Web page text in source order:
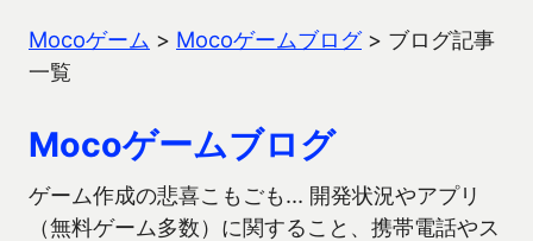
Mocoゲーム > Mocoゲームブログ> ブログ記事
一覧
Mocoゲームブログ
ゲーム作成の悲喜こもごも… 開発状況やアプリ
（無料ゲーム多数）に関すること、携帯電話やス